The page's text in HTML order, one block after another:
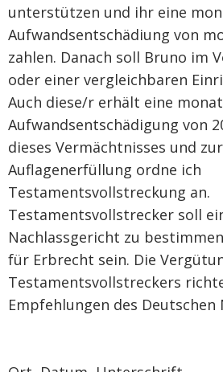
unterstützen und ihr eine
Aufwandsentschädiung von
zahlen. Danach soll Bruno im
oder einer vergleichbaren
Auch diese/r erhält eine
Aufwandsentschädigung von
dieses Vermächtnisses und
Auflagenerfüllung ordne ich
Testamentsvollstreckung an.
Testamentsvollstrecker soll
Nachlassgericht zu
für Erbrecht sein. Die
Testamentsvollstreckers
Empfehlungen des Deutschen